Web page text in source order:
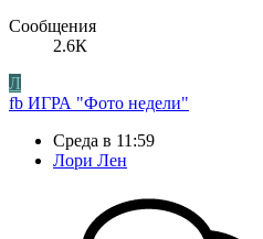
Сообщения
2.6К
Л
fb ИГРА "Фото недели"
Среда в 11:59
Лори Лен